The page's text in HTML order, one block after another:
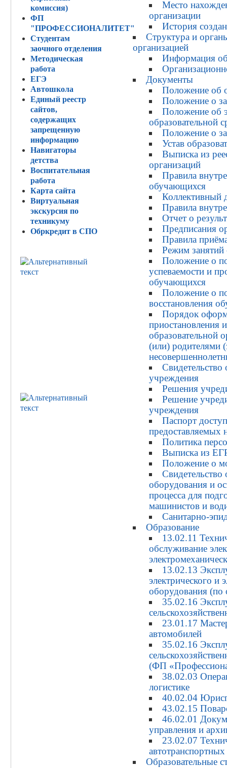
комиссия)
ФП
"ПРОФЕССИОНАЛИТЕТ"
Студентам
заочного отделения
Методическая
работа
ЕГЭ
Автошкола
Единый реестр
сайтов,
содержащих
запрещенную
информацию
Навигаторы
детства
Воспитательная
работа
Карта сайта
Виртуальная
экскурсия по
техникуму
Обркредит в СПО
Место
организации
История
Структура и
организацией
Информация
Документы
Положение об
Положение о
Положение об
образовательной
Положение о
Устав
Выписка из
организаций
Правила
обучающихся
Коллективный
Правила
Отчет о
Предписания
Правила
Режим
Положение о
успеваемости и
обучающихся
Положение о
восстановления
Порядок
приостановления
образовательной
(или) родителями
Свидетельство
учреждения
Решения
Решение
учреждения
Паспорт
предоставляемых
Политика
Выписка из
Положение о
Cвидетельство
оборудования и
процесса для
машинистов и
Санитарно-
Образование
13.02.11
обслуживание
13.02.13
электрического и
оборудования (по
35.02.16
23.01.17
автомобилей
35.02.16
(ФП
38.02.03
логистике
40.02.04
43.02.15
46.02.01
управления и
23.02.07
автотранспортных
Образовательные